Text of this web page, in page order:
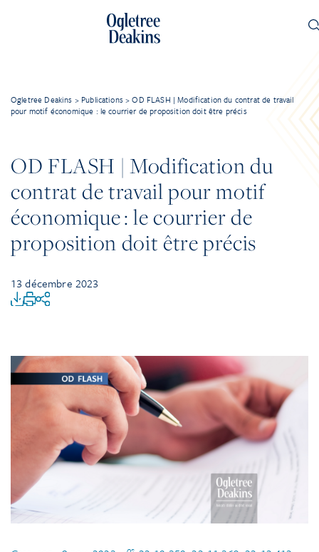
Ogletree Deakins > Publications >OD FLASH | Modification du contrat de travail
pour motif économique : le courrier de proposition doit être précis
OD FLASH | Modification du
contrat de travail pour motif
économique : le courrier de
proposition doit être précis
13 décembre 2023